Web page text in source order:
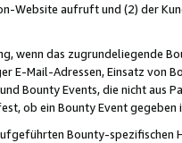
Website aufruft und (2) der
wenn das zugrundeliegende
E-Mail-Adressen, Einsatz von
Bounty Events, die nicht
ob ein Bounty Event
Bounty-spezifischen